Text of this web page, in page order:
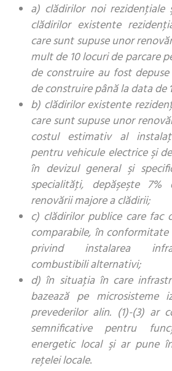
a) clădirilor noi rezidenţiale
clădirilor existente
care sunt supuse unor
mult de 10 locuri de parcare
de construire au fost
de construire până la data de
b) clădirilor existente
care sunt supuse unor
costul estimativ al
pentru vehicule electrice şi
în devizul general şi
specialităţi, depăşeşte
renovării majore a clădirii;
c) clădirilor publice care fac
comparabile, în conformitate
privind instalarea
combustibili alternativi;
d) în situaţia în care
bazează pe microsisteme
prevederilor alin. (1)-(3) ar
semnificative pentru
energetic local şi ar pune
reţelei locale.